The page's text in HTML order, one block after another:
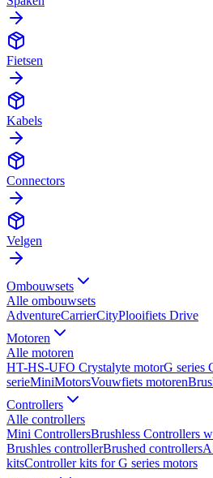
Fietsen
Kabels
Connectors
Velgen
Ombouwsets
Alle ombouwsets
AdventureCarrierCityPlooifiets Drive
Motoren
Alle motoren
HT-HS-UFO Crystalyte motorG series
serieMiniMotorsVouwfiets motoren
Controllers
Alle controllers
Mini ControllersBrushless Controllers
Brushles controllerBrushed controllers
kitsController kits for G series motors